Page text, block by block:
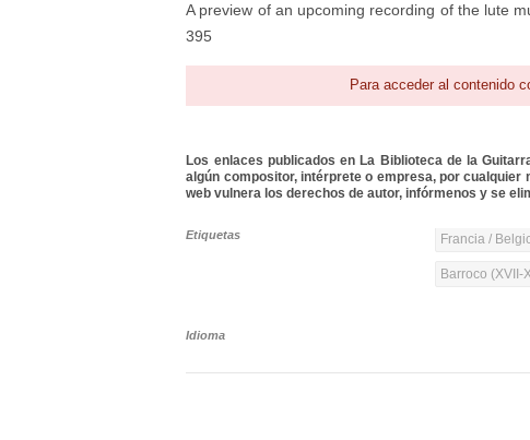
A preview of an upcoming recording of the lute
395
Para acceder al contenido
Los enlaces publicados en La Biblioteca de la
algún compositor, intérprete o empresa, por
web vulnera los derechos de autor, infórmenos y se
Etiquetas Francia /
Barroco (XVII-
Idioma